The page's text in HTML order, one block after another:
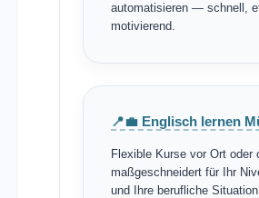
automatisieren — schnell,
motivierend.
📍💼 Englisch lernen
Flexible Kurse vor Ort
maßgeschneidert für Ihr
und Ihre berufliche Situation.